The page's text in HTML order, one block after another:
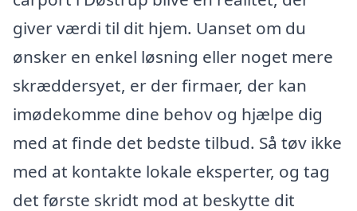
giver værdi til dit hjem. Uanset om du
ønsker en enkel løsning eller noget mere
skræddersyet, er der firmaer, der kan
imødekomme dine behov og hjælpe dig
med at finde det bedste tilbud. Så tøv ikke
med at kontakte lokale eksperter, og tag
det første skridt mod at beskytte dit